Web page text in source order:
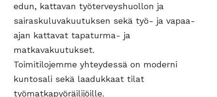
edun, kattavan työterveyshuollon ja
sairaskuluvakuutuksen sekä työ- ja vapaa-
ajan kattavat tapaturma- ja
matkavakuutukset.
Toimitilojemme yhteydessä on moderni
kuntosali sekä laadukkaat tilat
työmatkapyöräilijöille.